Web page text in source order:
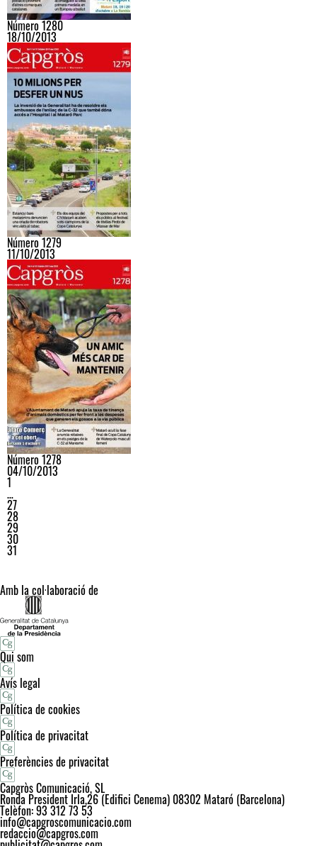
Número 1280
18/10/2013
Número 1279
11/10/2013
Número 1278
04/10/2013
1
…
27
28
29
30
31
Amb la col·laboració de
Qui som
Avís legal
Política de cookies
Política de privacitat
Preferències de privacitat
Capgròs Comunicació, SL
Ronda President Irla,26 (Edifici Cenema) 08302 Mataró (Barcelona)
Telèfon: 93 312 73 53
info@capgroscomunicacio.com
redaccio@capgros.com